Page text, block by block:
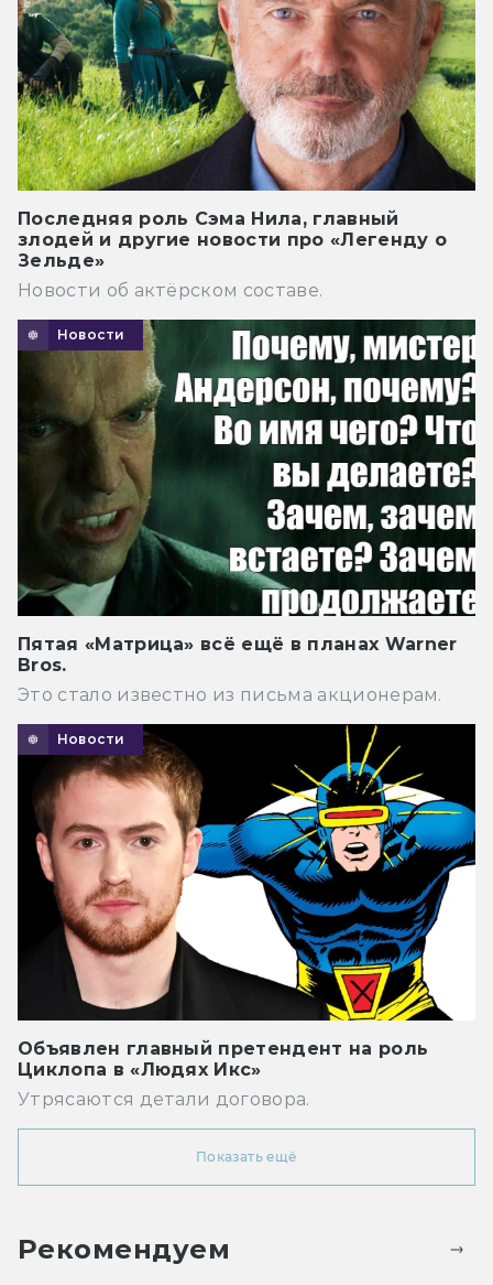
Последняя роль Сэма Нила, главный
злодей и другие новости про «Легенду о
Зельде»
Новости об актёрском составе.
Новости
Пятая «Матрица» всё ещё в планах Warner
Bros.
Это стало известно из письма акционерам.
Новости
Объявлен главный претендент на роль
Циклопа в «Людях Икс»
Утрясаются детали договора.
Показать ещё
Рекомендуем